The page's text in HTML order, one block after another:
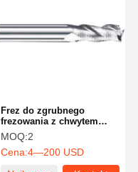
Frez do zgrubnego
frezowania z chwytem
walcowym do aluminium,
zaawansowane narzędzia
do precyzyjnej obróbki
MOQ:2
Cena:4—200 USD